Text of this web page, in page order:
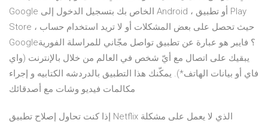
Google الخاص بك بتسجيل الدخول إلى Android ، أو تطبيق Play
Store ، حيث تحصل على بعض المشكلات أو لا تريد استخدام حساب
Google؟ فايبر هو عبارة عن تطبيق تواصل مجّاني للمراسلة الفورية
يبقيك على اتصال مع أيّ شخص في العالم من خلال بالإنترنت (واي
فاي أو بيانات الهاتف*). يمكّنك هذا التطبيق بالدردشه الكتابيه و إجراء
مكالمات فيديو وشات مع أصدقائك
إذا كنت تحاول إصلاح تطبيق Netflix الذي لا يعمل على مشكلة